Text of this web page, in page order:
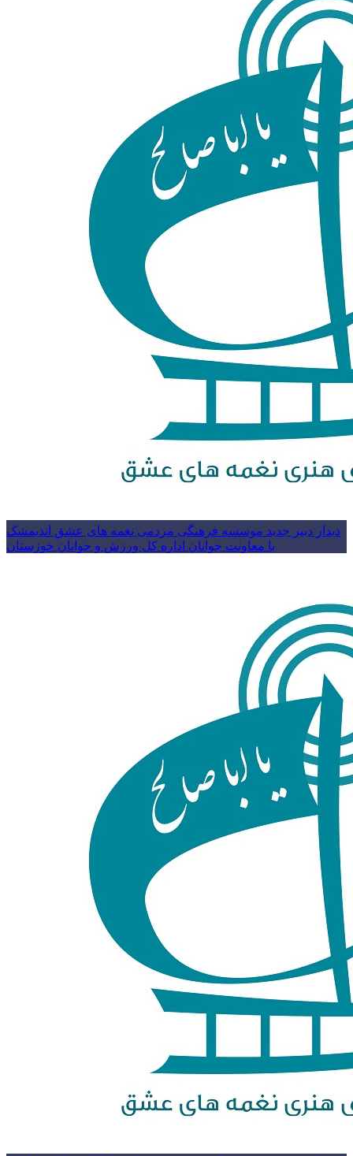
دیدار دبیر جدید موسسه فرهنگی مردمی نغمه های عشق اندیمشک
با معاونت جوانان اداره کل ورزش و جوانان خوزستان